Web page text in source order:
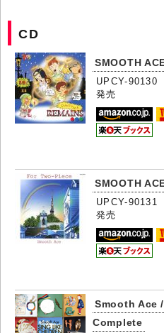
CD
SMOOTH
UPCY-90130
発売
SMOOTH
UPCY-90131
発売
Smooth Ace
Complete